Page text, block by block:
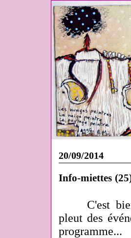
20/09/2014
Info-miettes
C'est
pleut des
programme...